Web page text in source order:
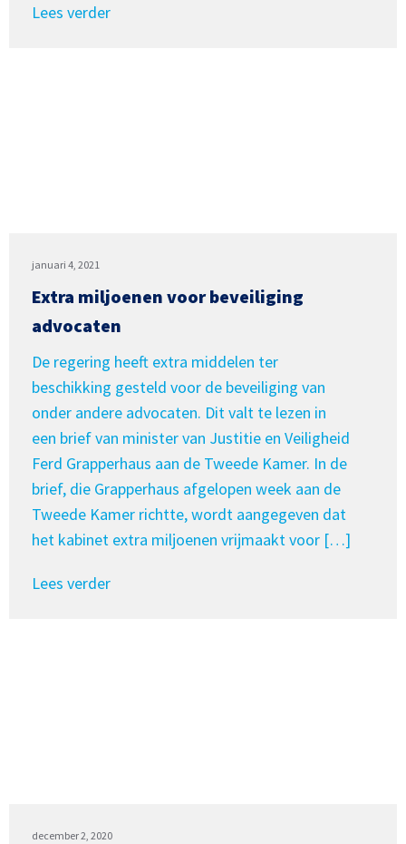
Lees verder
januari 4, 2021
Extra miljoenen voor beveiliging
advocaten
De regering heeft extra middelen ter
beschikking gesteld voor de beveiliging van
onder andere advocaten. Dit valt te lezen in
een brief van minister van Justitie en Veiligheid
Ferd Grapperhaus aan de Tweede Kamer. In de
brief, die Grapperhaus afgelopen week aan de
Tweede Kamer richtte, wordt aangegeven dat
het kabinet extra miljoenen vrijmaakt voor […]
Lees verder
december 2, 2020